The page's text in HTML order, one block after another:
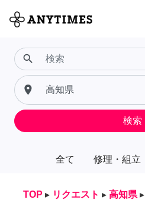
全て 修理・組立
search
place
検索
TOP ▸ リクエスト ▸ 高知県 ▸